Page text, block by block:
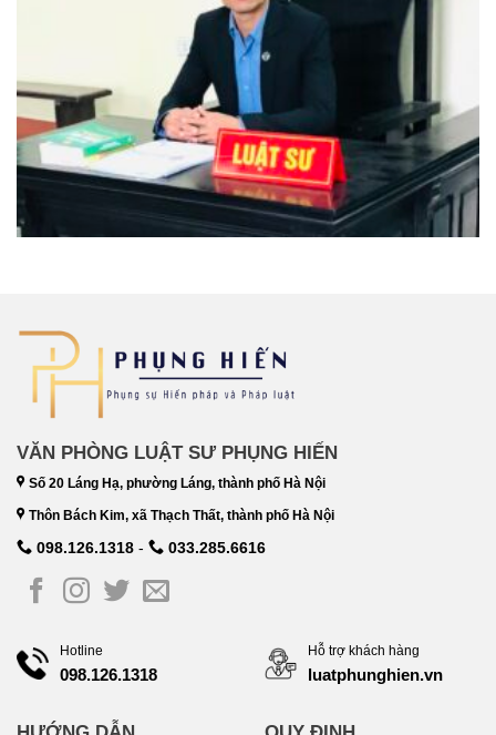
VĂN PHÒNG LUẬT SƯ PHỤNG HIẾN
Số 20 Láng Hạ, phường Láng, thành phố Hà Nội
Thôn Bách Kim, xã Thạch Thất, thành phố Hà Nội
098.126.1318 - 033.285.6616
Hotline
098.126.1318
Hỗ trợ khách hàng
luatphunghien.vn